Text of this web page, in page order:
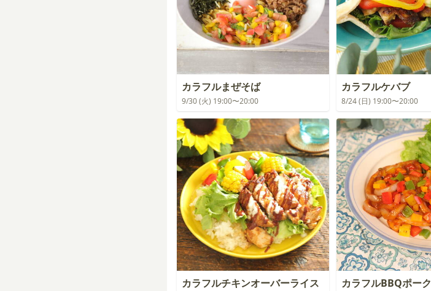
カラフルまぜそば
9/30 (火) 19:00〜20:00
カラフルケバブ
8/24 (日) 19:00〜20:00
カラフルチキンオーバーライス カラフルBBQポーク